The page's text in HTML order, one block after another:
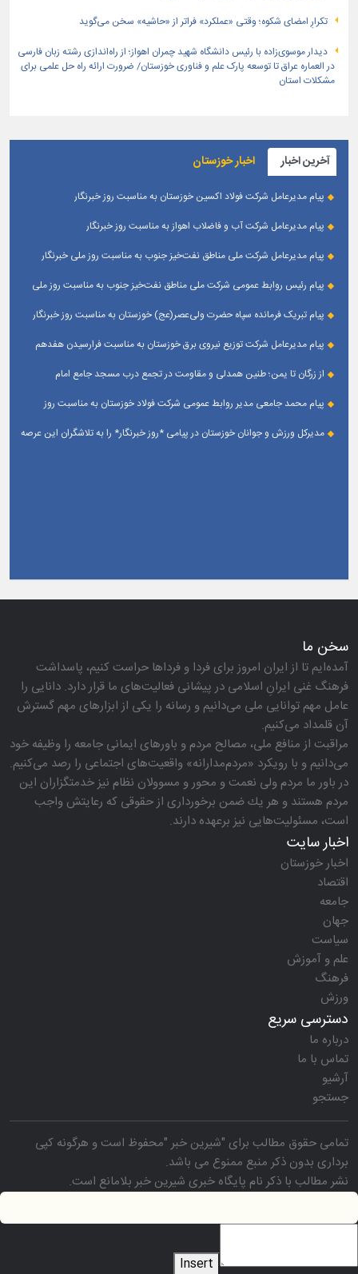
تکرارِ امضای شکوه؛ وقتی «عملکرد» فراتر از «حاشیه» سخن می‌گوید
دیدار موسوی‌زاده با رئیس دانشگاه شهید چمران اهواز؛ از راه‌اندازی رشته زبان فارسی
در العماره عراق تا توسعه پارک علم و فناوری خوزستان/ ضرورت ارائه راه حل علمی برای
مشکلات استان
آخرین اخبار اخبار خوزستان
پیام مدیرعامل شرکت فولاد اکسین خوزستان به مناسبت روز خبرنگار
پیام مدیرعامل شرکت آب و فاضلاب اهواز به مناسبت روز خبرنگار
پیام مدیرعامل شركت ملی مناطق نفت‌خیز جنوب به مناسبت روز ملی خبرنگار
پیام رئیس روابط عمومی شركت ملی مناطق نفت‌خیز جنوب به مناسبت روز ملی
پیام تبریک فرمانده سپاه حضرت ولی‌عصر(عج) خوزستان به مناسبت روز خبرنگار
پیام مدیرعامل شرکت توزیع نیروی برق خوزستان به مناسبت فرارسیدن هفدهم
از زرگان تا یمن؛ طنین همدلی و مقاومت در تجمع درب مسجد جامع امام
پیام محمد جامعی مدیر روابط عمومی شرکت فولاد خوزستان به مناسبت روز
مدیرکل ورزش و جوانان خوزستان در پیامی *روز خبرنگار* را به تلاشگران این عرصه
سخن ما
آمده‌ایم تا از ایران امروز برای فردا و فرداها حراست كنیم، پاسداشت
فرهنگ غنی ایرانِ اسلامی در پیشانی فعالیت‌های ما قرار دارد. دانایی را
عامل مهم توانایی ملی می‌دانیم و رسانه را یكی از ابزارهای مهم گسترش
آن قلمداد می‌كنیم.
مراقبت از منافع ملی، مصالح مردم و باورهای ایمانی جامعه را وظیفه خود
می‌دانیم و با رویكرد «مردم‌مدارانه‌» واقعیت‌های اجتماعی را رصد می‌كنیم.
در باور ما مردم ولی نعمت و محور و مسوولان نظام نیز خدمتگزاران این
مردم هستند و هر یك ضمن برخورداری از حقوقی كه رعایتش واجب
است، مسئولیت‌هایی نیز برعهده دارند.
اخبار سایت
اخبار خوزستان
اقتصاد
جامعه
جهان
سیاست
علم و آموزش
فرهنگ
ورزش
دسترسی سریع
درباره ما
تماس با ما
آرشیو
جستجو
تمامی حقوق مطالب برای "شیرین خبر"محفوظ است و هرگونه کپی
برداری بدون ذکر منبع ممنوع می باشد.
نشر مطالب با ذکر نام پایگاه خبری شیرین خبربلامانع است.
Insert